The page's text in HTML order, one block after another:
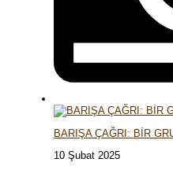
BARIŞA ÇAĞRI: BİR
10 Şubat 2025